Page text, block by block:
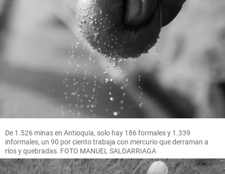
De 1.526 minas en Antioquia, solo hay 186 formales y 1.339
informales, un 90 por ciento trabaja con mercurio que derraman a
ríos y quebradas. FOTO MANUEL SALDARRIAGA